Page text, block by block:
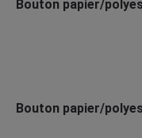
Bouton papier/
Bouton papier/